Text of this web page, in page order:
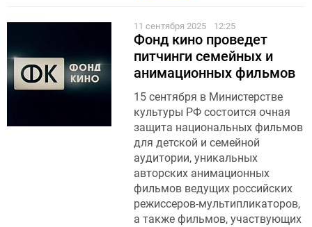
11 сентября 2025 12:25
Фонд кино проведет
питчинги семейных и
анимационных фильмов
15 сентября в Министерстве
культуры РФ состоится очная
защита национальных фильмов
для детской и семейной
аудитории, уникальных
авторских анимационных
фильмов ведущих российских
режиссеров-мультипликаторов,
а также фильмов, участвующих